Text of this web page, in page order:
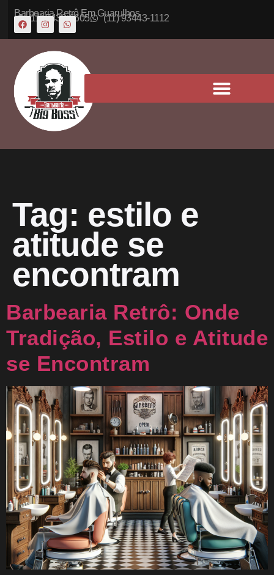
Barbearia Retrô Em Guarulhos
(11) 5430-6605 (11) 93443-1112
Tag: estilo e
atitude se
encontram
Barbearia Retrô: Onde
Tradição, Estilo e Atitude
se Encontram